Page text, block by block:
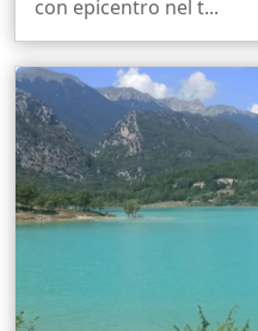
con epicentro nel t...